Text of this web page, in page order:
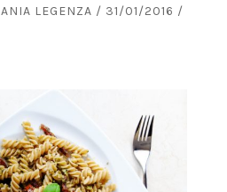
ANIA LEGENZA / 31/01/2016 /